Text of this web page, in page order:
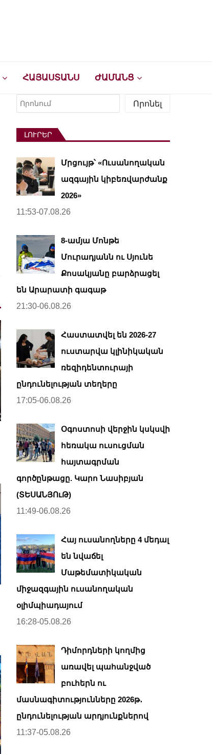
ՀԱՅԱՍՏԱՆՍ ԺԱՄԱՆՑ
Որոնել
Որոնել
ԼՈՒՐԵՐ
Մրցույթ՝ «Ուսանողական
ազգային կիբեռվարժանք
2026»
11:53-07.08.26
8-ամյա Մոնթե
Մուրադյանն ու Սյունե
Քոսակյանը բարձրացել
են Արարատի գագաթ
21:30-06.08.26
Հաստատվել են 2026-27
ուստարվա կլինիկական
ռեզիդենտուրայի
ընդունելության տեղերը
17:05-06.08.26
Օգոստոսի վերջին կսկսվի
հեռակա ուսուցման
հայտագրման
գործընթացը. Կարո Նասիբյան
(ՏԵՍԱՆՅՈւԹ)
11:49-06.08.26
Հայ ուսանողները 4 մեդալ
են նվաճել
Մաթեմատիկական
միջազգային ուսանողական
օլիմպիադայում
16:28-05.08.26
Դիմորդների կողմից
առավել պահանջված
բուհերն ու
մասնագիտությունները 2026թ․
ընդունելության արդյունքներով
11:37-05.08.26